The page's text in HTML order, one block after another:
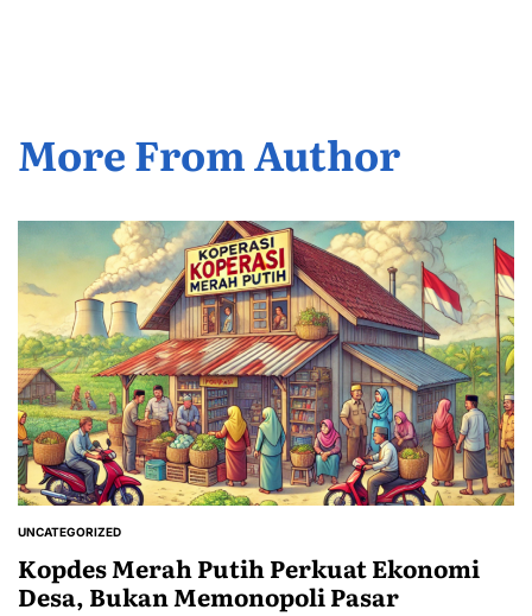
More From Author
POSTED
UNCATEGORIZED
Kopdes Merah Putih Perkuat Ekonomi
Desa, Bukan Memonopoli Pasar